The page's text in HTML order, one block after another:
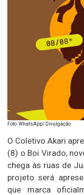
Foto: WhatsApp/ Divulgação
O Coletivo Akari
(8) o Boi Virado,
chega às ruas de
projeto será
que marca